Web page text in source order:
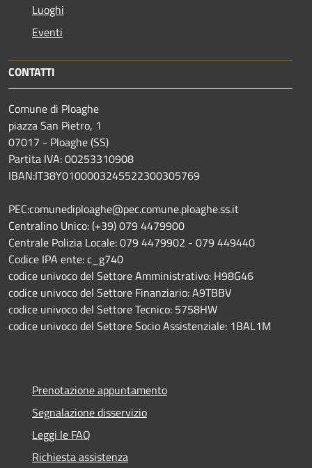
Luoghi
Eventi
CONTATTI
Comune di Ploaghe
piazza San Pietro, 1
07017 - Ploaghe (SS)
Partita IVA: 00253310908
IBAN:IT38Y0100003245522300305769
PEC:comunediploaghe@pec.comune.ploaghe.ss.it
Centralino Unico: (+39) 079 4479900
Centrale Polizia Locale: 079 4479902 - 079 449440
Codice IPA ente: c_g740
codice univoco del Settore Amministrativo: H98G46
codice univoco del Settore Finanziario: A9TBBV
codice univoco del Settore Tecnico: 5758HW
codice univoco del Settore Socio Assistenziale: 1BAL1M
Prenotazione appuntamento
Segnalazione disservizio
Leggi le FAQ
Richiesta assistenza